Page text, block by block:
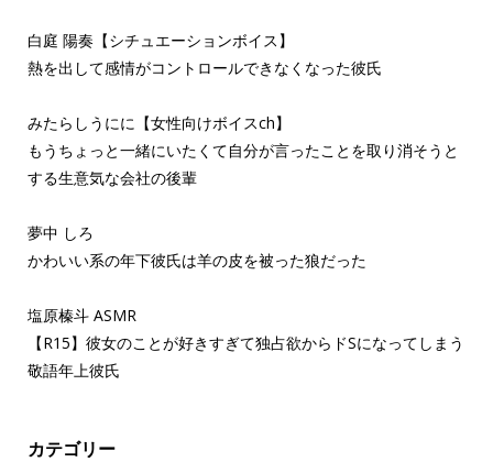
白庭 陽奏【シチュエーションボイス】
熱を出して感情がコントロールできなくなった彼氏
みたらしうにに【女性向けボイスch】
もうちょっと一緒にいたくて自分が言ったことを取り消そうと
する生意気な会社の後輩
夢中 しろ
かわいい系の年下彼氏は羊の皮を被った狼だった
塩原榛斗 ASMR
【R15】彼女のことが好きすぎて独占欲からドSになってしまう
敬語年上彼氏
カテゴリー